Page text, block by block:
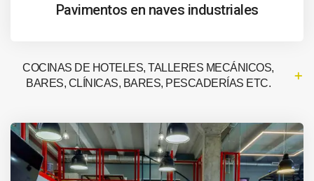
Pavimentos en naves industriales
COCINAS DE HOTELES, TALLERES MECÁNICOS,
BARES, CLÍNICAS, BARES, PESCADERÍAS ETC.